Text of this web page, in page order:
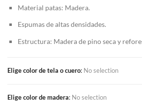
Material patas: Madera.
Espumas de altas densidades.
Estructura: Madera de pino seca y
Elige color de tela o cuero: No selection
Elige color de madera: No selection